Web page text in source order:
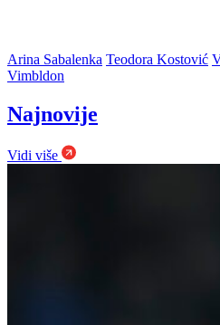
Arina Sabalenka Teodora Kostović
Vimbldon
Najnovije
Vidi više